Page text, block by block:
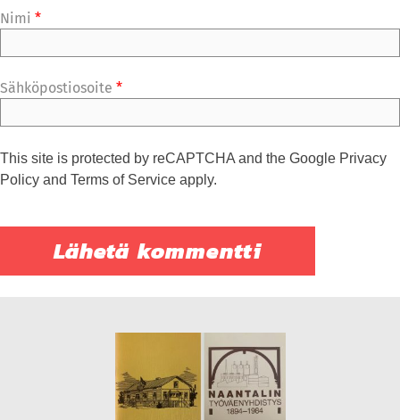
Nimi *
Sähköpostiosoite *
This site is protected by reCAPTCHA and the Google Privacy
Policy and Terms of Service apply.